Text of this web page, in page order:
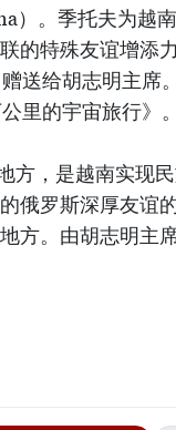
）。季托夫为越
的特殊友谊增添
送给胡志明主席
里的宇宙旅行》。
方，是越南实现
俄罗斯深厚友谊
方。由胡志明主